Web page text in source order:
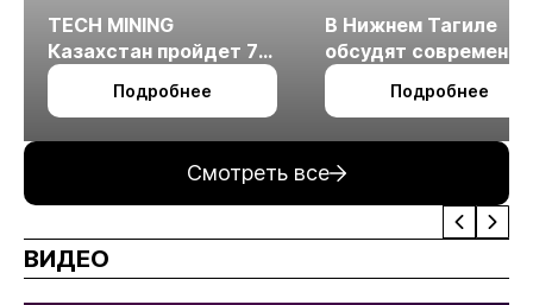
TECH MINING
Казахстан пройдет 7
октября в Алматы
Подробнее
В Нижнем Тагиле
обсудят
технологии
измельчения
Подробнее
Смотреть все
ВИДЕО